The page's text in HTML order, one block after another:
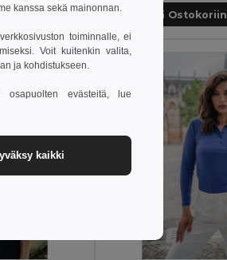
Lisää Ostokoriin
kanssa sekä mainonnan.
toiminnalle, ei
Voit kuitenkin valita,
ja kohdistukseen.
evästeitä, lue
kaikki